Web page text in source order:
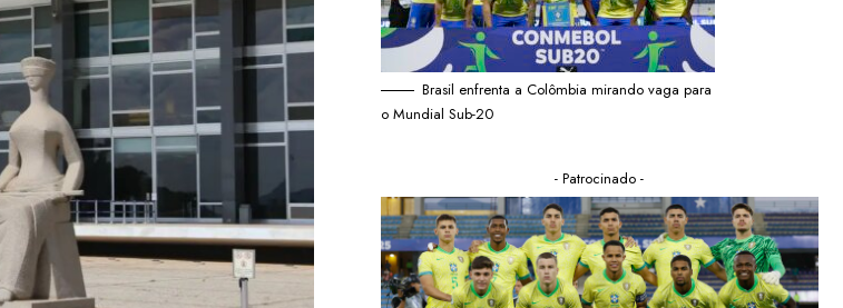
Brasil enfrenta a Colômbia mirando vaga para
o Mundial Sub-20
- Patrocinado -